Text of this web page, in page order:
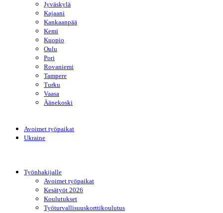
Jyväskylä
Kajaani
Kankaanpää
Kemi
Kuopio
Oulu
Pori
Rovaniemi
Tampere
Turku
Vaasa
Äänekoski
Avoimet työpaikat
Ukraine
Työnhakijalle
Avoimet työpaikat
Kesätyöt 2026
Koulutukset
Työturvallisuuskorttikoulutus